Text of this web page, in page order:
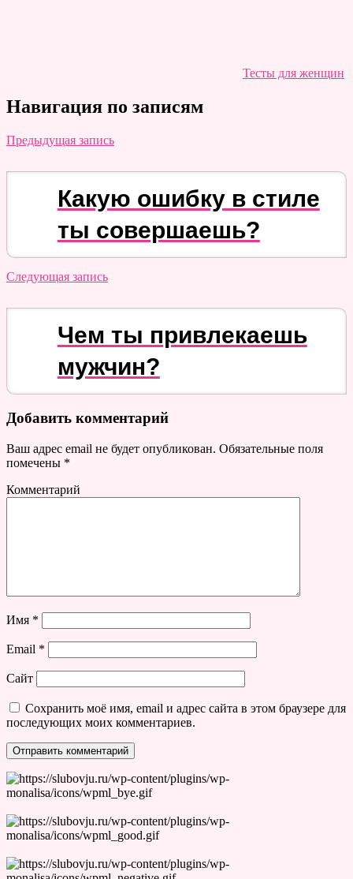
Тесты для женщин
Навигация по записям
Предыдущая запись
Какую ошибку в стиле
ты совершаешь?
Следующая запись
Чем ты привлекаешь
мужчин?
Добавить комментарий
Ваш адрес email не будет опубликован. Обязательные поля
помечены *
Комментарий
Имя *
Email *
Сайт
Сохранить моё имя, email и адрес сайта в этом браузере для
последующих моих комментариев.